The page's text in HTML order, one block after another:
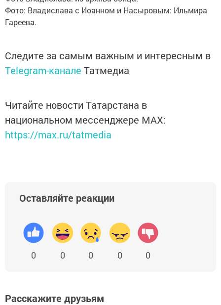
Фото: Владислава с Иоанном и Насыровым: Ильмира
Гареева.
Следите за самым важным и интересным в
Telegram-канале Татмедиа
Читайте новости Татарстана в
национальном мессенджере MАХ:
https://max.ru/tatmedia
Оставляйте реакции
0 0 0 0 0
Расскажите друзьям